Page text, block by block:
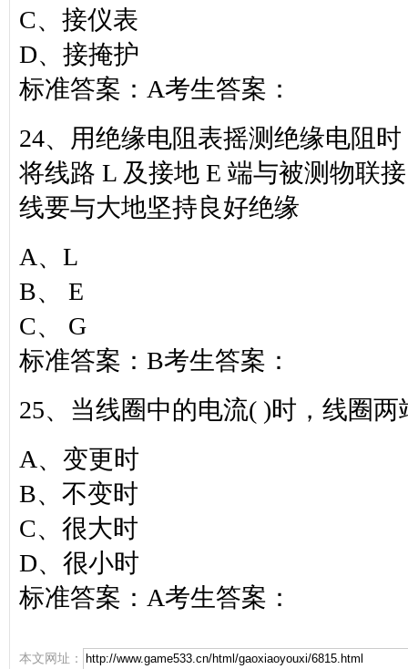
C、接仪表
D、接掩护
标准答案：A考生答案：
24、用绝缘电阻表摇测绝缘电阻
将线路 L 及接地 E 端与被测物联
线要与大地坚持良好绝缘
A、L
B、 E
C、 G
标准答案：B考生答案：
25、当线圈中的电流( )时，线圈
A、变更时
B、不变时
C、很大时
D、很小时
标准答案：A考生答案：
本文网址：